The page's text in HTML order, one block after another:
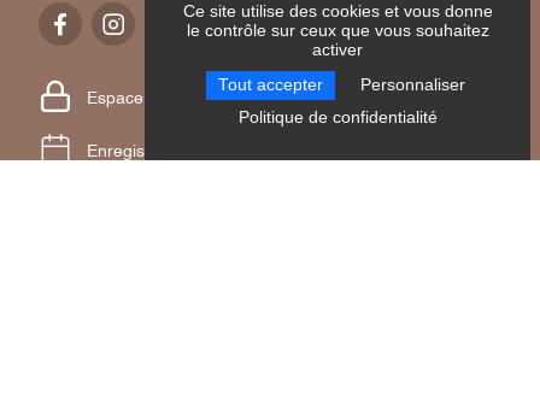
Espace pro
Enregistrer votre événement
Ce site utilise des cookies et vous donne
le contrôle sur ceux que vous souhaitez
activer
Tout accepter Personnaliser
Politique de confidentialité